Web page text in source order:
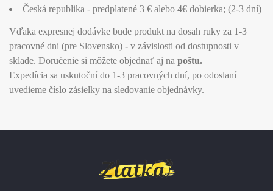
Česká republika - predplatené 3 € alebo 4€ dobierka; (2-3 dní)
Vďaka expresnej dodávke bude produkt na dosah ruky za 1-3
pracovné dni (pre Slovensko) - v závislosti od dostupnosti v
sklade. Doručenie si môžete objednať aj na poštu.
Expedícia sa uskutoční do 1-3 pracovných dní, po odoslaní
uvedieme číslo zásielky na sledovanie objednávky.